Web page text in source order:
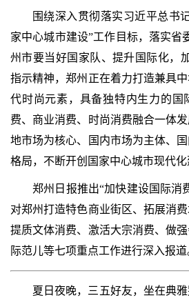
围绕深入贯彻落实习近平总书
家中心城市建设”工作目标，落实省
州市要当好国家队、提升国际化，
指示精神，郑州正在着力打造兼具
代时尚元素，具备独特内生力的国
费、商业消费、时尚消费融合一体
地市场为核心、国内市场为主体、
格局，不断开创国家中心城市现代化
郑州日报推出“加快建设国际消
对郑州打造特色商业街区、拓展消费
提质文体消费、激活大宗消费、做
际范儿等七项重点工作进行深入报道
夏日夜晚，三五好友，坐在典